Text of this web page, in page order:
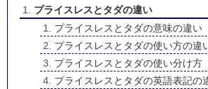
プライスレスとタダの違い
プライスレスとタダの意味の違い
プライスレスとタダの使い方の違
プライスレスとタダの使い分け方
プライスレスとタダの英語表記の